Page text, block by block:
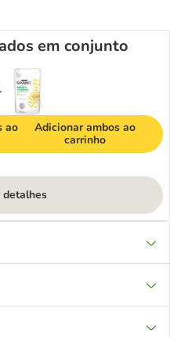
em conjunto
ao
Adicionar ambos ao
carrinho
detalhes